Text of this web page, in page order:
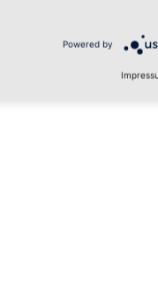
Powered by